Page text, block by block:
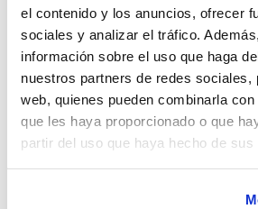
el contenido y los anuncios, ofrecer
sociales y analizar el tráfico.
información sobre el uso que haga
nuestros partners de redes sociales,
web, quienes pueden combinarla
que les haya proporcionado o que
partir del uso que haya hecho de
Follow us on Instagram
¿A qué edad te enteraste
de que la etiqueta del G